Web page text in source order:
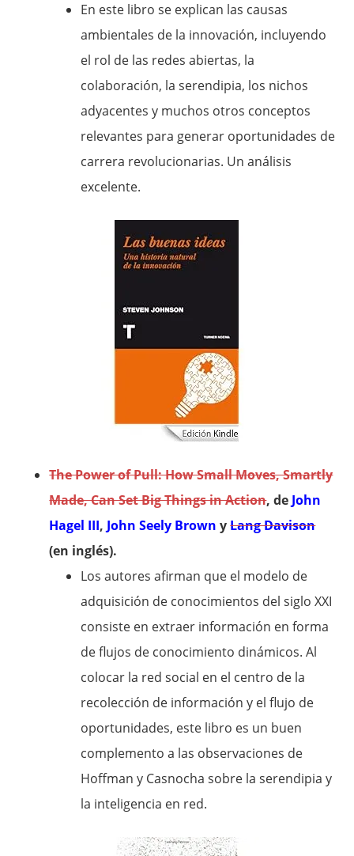
En este libro se explican las causas
ambientales de la innovación, incluyendo
el rol de las redes abiertas, la
colaboración, la serendipia, los nichos
adyacentes y muchos otros conceptos
relevantes para generar oportunidades de
carrera revolucionarias. Un análisis
excelente.
The Power of Pull: How Small Moves, Smartly
Made, Can Set Big Things in Action, de John
Hagel III, John Seely Brown yLang Davison
(en inglés).
Los autores afirman que el modelo de
adquisición de conocimientos del siglo XXI
consiste en extraer información en forma
de flujos de conocimiento dinámicos. Al
colocar la red social en el centro de la
recolección de información y el flujo de
oportunidades, este libro es un buen
complemento a las observaciones de
Hoffman y Casnocha sobre la serendipia y
la inteligencia en red.